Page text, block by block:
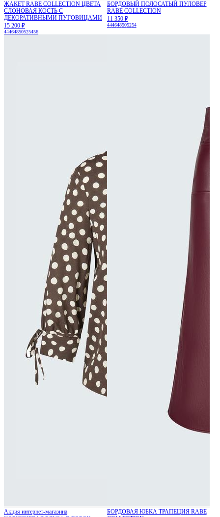
ЖАКЕТ RABE COLLECTION ЦВЕТА
СЛОНОВАЯ КОСТЬ С
ДЕКОРАТИВНЫМИ ПУГОВИЦАМИ
15 200 ₽
44464850525456
БОРДОВЫЙ ПОЛОСАТЫЙ ПУЛОВЕР
RABE COLLECTION
11 350 ₽
444648505254
Акция интернет-магазина
БОРДОВАЯ ЮБКА ТРАПЕЦИЯ RABE